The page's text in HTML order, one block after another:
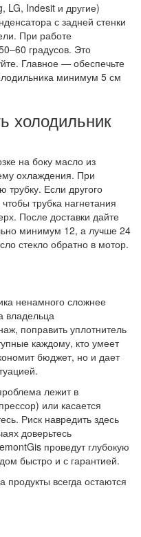
LG, Indesit и другие)
с задней стенки
При работе
градусов. Это
Главное — обеспечьте
минимум 5 см
холодильник
на боку масло из
охлаждения. При
трубку. Если другого
трубка нагнетания
После доставки дайте
минимум 12, а лучше 24
стекло обратно в мотор.
ненамного сложнее
владельца
поправить уплотнитель
каждому, кто умеет
бюджет, но и дает
лежит в
или касается
Риск навредить здесь
доверьтесь
проведут глубокую
быстро и с гарантией.
продукты всегда остаются